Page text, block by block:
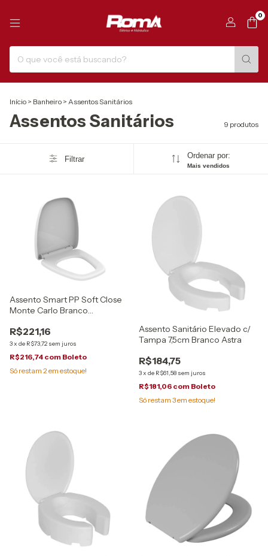
0
Início > Banheiro > Assentos Sanitários
Assentos Sanitários 9 produtos
Filtrar Ordenar por:
Mais vendidos
Assento Smart PP Soft Close
Monte Carlo Branco
R$221,16
3x de R$73,72 sem juros
R$216,74 com Boleto
Só restam 2em estoque!
Assento Sanitário Elevado c/
Tampa 7,5cm Branco Astra
R$184,75
3x de R$61,58 sem juros
R$181,06 com Boleto
Só restam 3em estoque!